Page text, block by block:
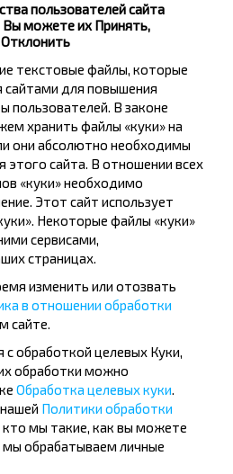
акции, скидки и
INFOBUS.
новостей и
дешевле!
Минск - Барановичи
Гомель - Минск
Брест - Тересполь
Брест - Беловежская Пуща
пользователей сайта
Вы можете их Принять,
текстовые файлы, которые
сайтами для повышения
пользователей. В законе
хранить файлы «куки» на
они абсолютно необходимы
этого сайта. В отношении всех
«куки» необходимо
Этот сайт использует
Некоторые файлы «куки»
сервисами,
страницах.
изменить или отозвать
в отношении обработки
сайте.
с обработкой целевых Куки,
обработки можно
Обработка целевых куки.
Политики обработки
кто мы такие, как вы можете
мы обрабатываем личные